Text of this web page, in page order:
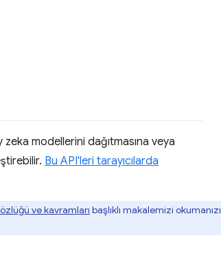
modellerini dağıtmasına veya
Bu API'leri tarayıcılarda
ve kavramları başlıklı makalemizi okumanızı